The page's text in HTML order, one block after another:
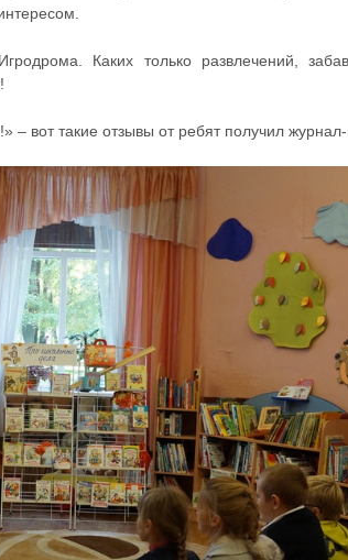
Каких только развлечений,
– вот такие отзывы от ребят получил